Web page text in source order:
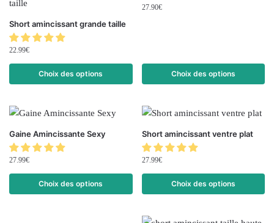
Short amincissant grande taille
22.99€
Choix des options
27.90€
Choix des options
Gaine Amincissante Sexy
27.99€
Choix des options
Short amincissant ventre plat
27.99€
Choix des options